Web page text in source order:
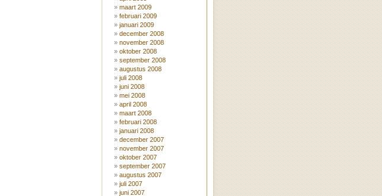
maart 2009
februari 2009
januari 2009
december 2008
november 2008
oktober 2008
september 2008
augustus 2008
juli 2008
juni 2008
mei 2008
april 2008
maart 2008
februari 2008
januari 2008
december 2007
november 2007
oktober 2007
september 2007
augustus 2007
juli 2007
juni 2007